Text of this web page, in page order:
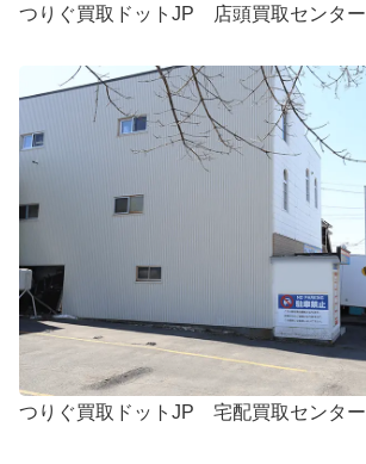
つりぐ買取ドットJP 店頭買取センター
つりぐ買取ドットJP 宅配買取センター